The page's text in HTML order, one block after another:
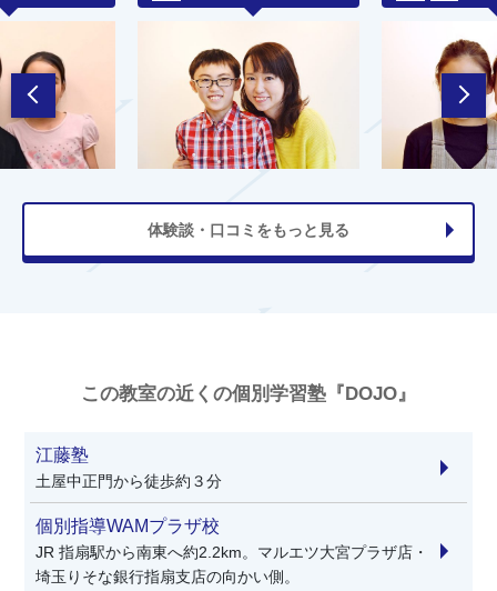
体験談・口コミをもっと見る
この教室の近くの個別学習塾『DOJO』
江藤塾
土屋中正門から徒歩約３分
個別指導WAMプラザ校
JR 指扇駅から南東へ約2.2km。マルエツ大宮プラザ店・
埼玉りそな銀行指扇支店の向かい側。